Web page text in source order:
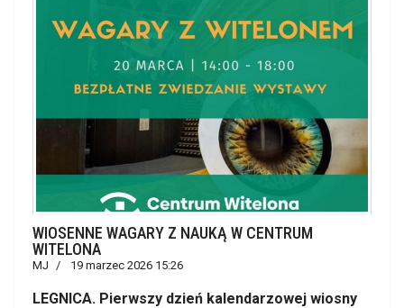
WIOSENNE WAGARY Z NAUKĄ W CENTRUM
WITELONA
MJ 19 marzec 2026 15:26
LEGNICA. Pierwszy dzień kalendarzowej wiosny